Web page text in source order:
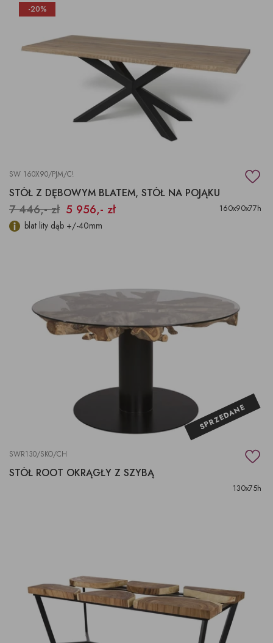
-20%
SW 160X90/PJM/C!
STÓŁ Z DĘBOWYM BLATEM, STÓŁ NA POJĄKU
7 446,- zł 5 956,- zł 160x90x77h
blat lity dąb +/-40mm
SPRZEDANE
SWR130/SKO/CH
STÓŁ ROOT OKRĄGŁY Z SZYBĄ
130x75h